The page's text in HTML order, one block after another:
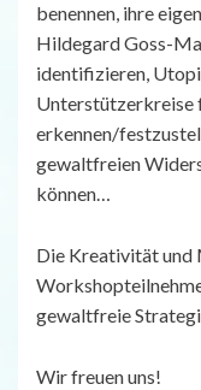
benennen, ihre
Hildegard Goss-
identifizieren,
Unterstützerkreise
erkennen/
gewaltfreien
können…
Die Kreativität
gewaltfreie
Wir freuen uns!